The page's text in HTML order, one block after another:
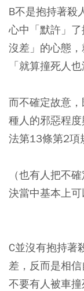
B不是抱持著殺
心中「默許」
沒差」的心態
「就算撞死人
而不確定故意
種人的邪惡程
法第13條第2項
（也有人把不
決當中基本上可
C並沒有抱持著
差，反而是相
不要有人被車